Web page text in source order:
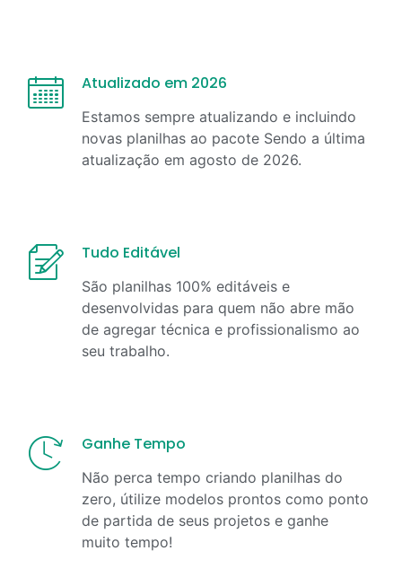
Atualizado em 2026
Estamos sempre atualizando e incluindo
novas planilhas ao pacote Sendo a última
atualização em agosto de 2026.
Tudo Editável
São planilhas 100% editáveis e
desenvolvidas para quem não abre mão
de agregar técnica e profissionalismo ao
seu trabalho.
Ganhe Tempo
Não perca tempo criando planilhas do
zero, útilize modelos prontos como ponto
de partida de seus projetos e ganhe
muito tempo!